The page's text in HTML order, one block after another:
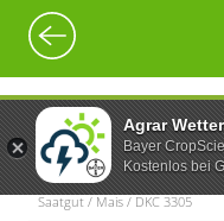
Agrar Wetter
Bayer
Kostenlos bei
Saatgut / Mais / DKC 3305